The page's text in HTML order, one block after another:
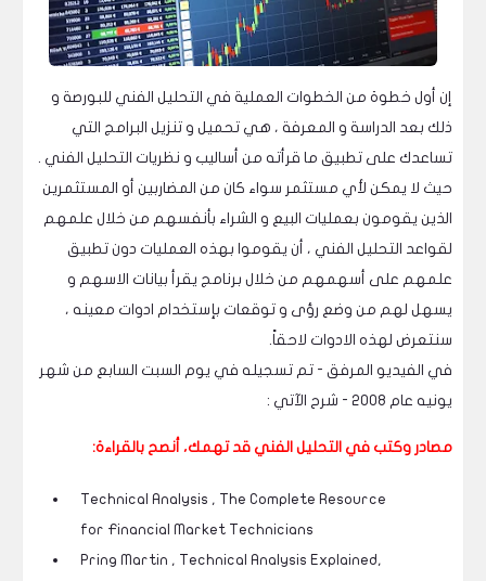
إن أول خطوة من الخطوات العملية في التحليل الفني للبورصة و
ذلك بعد الدراسة و المعرفة ، هي تحميل و تنزيل البرامج التي
تساعدك على تطبيق ما قرأته من أساليب و نظريات التحليل الفني .
حيث لا يمكن لأي مستثمر سواء كان من المضاربين أو المستثمرين
الذين يقومون بعمليات البيع و الشراء بأنفسهم من خلال علمهم
لقواعد التحليل الفني ، أن يقوموا بهذه العمليات دون تطبيق
علمهم على أسهمهم من خلال برنامج يقرأ بيانات الاسهم و
يسهل لهم من وضع رؤى و توقعات بإستخدام ادوات معينه ،
سنتعرض لهذه الادوات لاحقاً.
في الفيديو المرفق - تم تسجيله في يوم السبت السابع من شهر
يونيه عام 2008 - شرح الآتي :
مصادر وكتب في التحليل الفني قد تهمك، أنصح بالقراءة:
Technical Analysis , The Complete Resource
for Financial Market Technicians
Pring Martin , Technical Analysis Explained,